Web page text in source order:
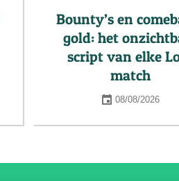
Bounty’s en
gold: het
script van elke
match
08/08/2026